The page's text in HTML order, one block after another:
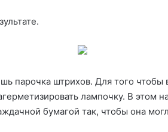
парочка штрихов. Для того чтобы
лампочку. В этом
бумагой так, чтобы она